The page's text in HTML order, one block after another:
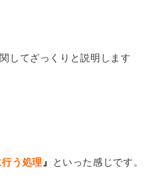
してざっくりと説明します
う処理 』 といった感じです。